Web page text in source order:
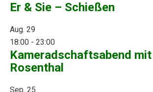
Er & Sie – Schießen
Aug. 29
18:00 - 23:00
Kameradschaftsabend
Rosenthal
Sep. 25